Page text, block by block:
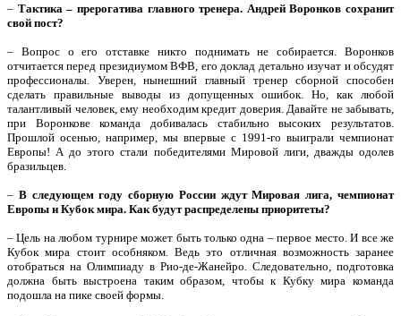
– Тактика – прерогатива главного тренера. Андрей Воронков сохранит
свой пост?
– Вопрос о его отставке никто поднимать не собирается. Воронков
отчитается перед президиумом ВФВ, его доклад детально изучат и обсудят
профессионалы. Уверен, нынешний главный тренер сборной способен
сделать правильные выводы из допущенных ошибок. Но, как любой
талантливый человек, ему необходим кредит доверия. Давайте не забывать,
при Воронкове команда добивалась стабильно высоких результатов.
Прошлой осенью, например, мы впервые с 1991-го выиграли чемпионат
Европы! А до этого стали победителями Мировой лиги, дважды одолев
бразильцев.
– В следующем году сборную России ждут Мировая лига, чемпионат
Европы и Кубок мира. Как будут распределены приоритеты?
– Цель на любом турнире может быть только одна – первое место. И все же
Кубок мира стоит особняком. Ведь это отличная возможность заранее
отобраться на Олимпиаду в Рио-де-Жанейро. Следовательно, подготовка
должна быть выстроена таким образом, чтобы к Кубку мира команда
подошла на пике своей формы.